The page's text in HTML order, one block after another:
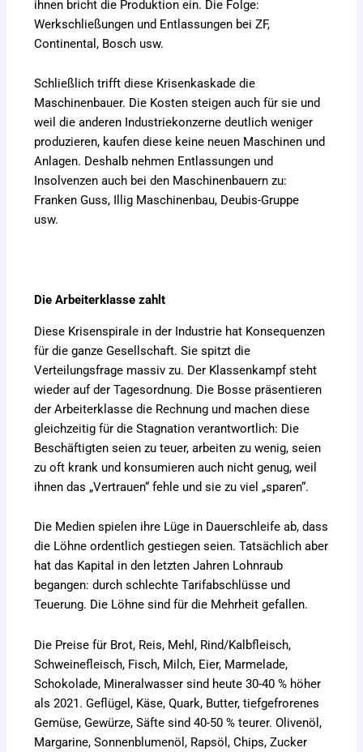
ihnen bricht die Produktion ein. Die Folge:
Werkschließungen und Entlassungen bei ZF,
Continental, Bosch usw.
Schließlich trifft diese Krisenkaskade die
Maschinenbauer. Die Kosten steigen auch für sie und
weil die anderen Industriekonzerne deutlich weniger
produzieren, kaufen diese keine neuen Maschinen und
Anlagen. Deshalb nehmen Entlassungen und
Insolvenzen auch bei den Maschinenbauern zu:
Franken Guss, Illig Maschinenbau, Deubis-Gruppe
usw.
Die Arbeiterklasse zahlt
Diese Krisenspirale in der Industrie hat Konsequenzen
für die ganze Gesellschaft. Sie spitzt die
Verteilungsfrage massiv zu. Der Klassenkampf steht
wieder auf der Tagesordnung. Die Bosse präsentieren
der Arbeiterklasse die Rechnung und machen diese
gleichzeitig für die Stagnation verantwortlich: Die
Beschäftigten seien zu teuer, arbeiten zu wenig, seien
zu oft krank und konsumieren auch nicht genug, weil
ihnen das „Vertrauen“ fehle und sie zu viel „sparen“.
Die Medien spielen ihre Lüge in Dauerschleife ab, dass
die Löhne ordentlich gestiegen seien. Tatsächlich aber
hat das Kapital in den letzten Jahren Lohnraub
begangen: durch schlechte Tarifabschlüsse und
Teuerung. Die Löhne sind für die Mehrheit gefallen.
Die Preise für Brot, Reis, Mehl, Rind/Kalbfleisch,
Schweinefleisch, Fisch, Milch, Eier, Marmelade,
Schokolade, Mineralwasser sind heute 30-40 % höher
als 2021. Geflügel, Käse, Quark, Butter, tiefgefrorenes
Gemüse, Gewürze, Säfte sind 40-50 % teurer. Olivenöl,
Margarine, Sonnenblumenöl, Rapsöl, Chips, Zucker